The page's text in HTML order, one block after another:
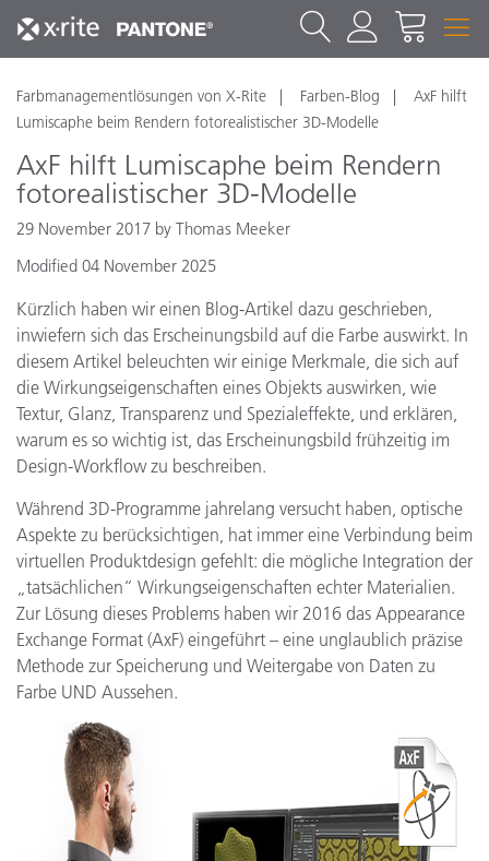
Farbmanagementlösungen von X-Rite Farben-Blog
AxF hilft
Lumiscaphe beim Rendern fotorealistischer 3D-Modelle
AxF hilft Lumiscaphe beim Rendern
fotorealistischer 3D-Modelle
29 November 2017 by Thomas Meeker
Modified 04 November 2025
Kürzlich haben wir einen Blog-Artikel dazu geschrieben,
inwiefern sich das Erscheinungsbild auf die Farbe auswirkt. In
diesem Artikel beleuchten wir einige Merkmale, die sich auf
die Wirkungseigenschaften eines Objekts auswirken, wie
Textur, Glanz, Transparenz und Spezialeffekte, und erklären,
warum es so wichtig ist, das Erscheinungsbild frühzeitig im
Design-Workflow zu beschreiben.
Während 3D-Programme jahrelang versucht haben, optische
Aspekte zu berücksichtigen, hat immer eine Verbindung beim
virtuellen Produktdesign gefehlt: die mögliche Integration der
„tatsächlichen“ Wirkungseigenschaften echter Materialien.
Zur Lösung dieses Problems haben wir 2016 das Appearance
Exchange Format (AxF) eingeführt – eine unglaublich präzise
Methode zur Speicherung und Weitergabe von Daten zu
Farbe UND Aussehen.